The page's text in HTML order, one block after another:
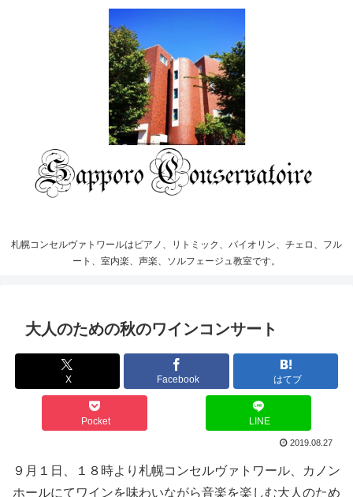
札幌コンセルヴァトワールはピアノ、リトミック、バイオリン、チェロ、フル
ート、室内楽、声楽、ソルフェージュ教室です。
大人のための秋のワインコンサート
X Facebook はてブ
Pocket LINE
2019.08.27
９月１日、１８時より札幌コンセルヴァトワール、カノン
ホールにてワインを味わいながら音楽を楽しむ大人のため